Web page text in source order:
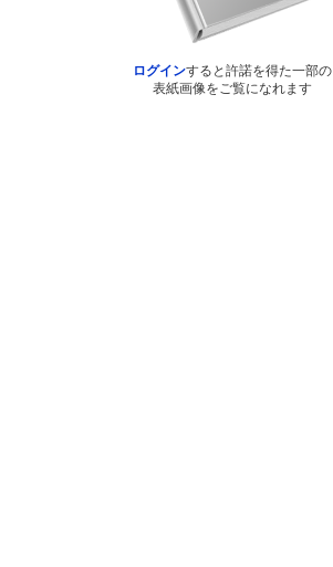
ログインすると許諾を得た一部の
表紙画像をご覧になれます